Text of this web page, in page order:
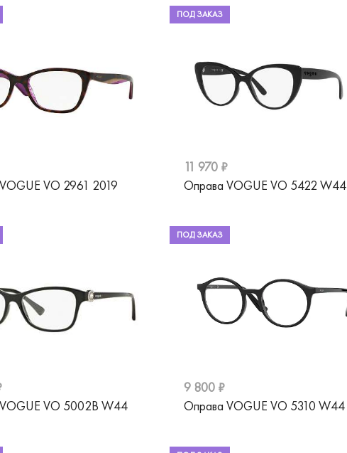
VO 2961 2019
ПОД ЗАКАЗ
11 970 ₽
Оправа VOGUE VO 5422 W44
VO 5002B W44
ПОД ЗАКАЗ
9 800 ₽
Оправа VOGUE VO 5310 W44